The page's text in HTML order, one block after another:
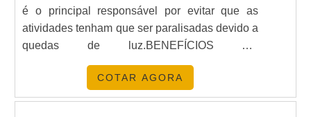
é o principal responsável por evitar que as
atividades tenham que ser paralisadas devido a
quedas de luz.BENEFÍCIOS DO
PRODUTOIsso porque o gerador de 100 Kva
possui capacidade para abastecimento de
energia em grandes estruturas, sendo solicitado
COTAR AGORA